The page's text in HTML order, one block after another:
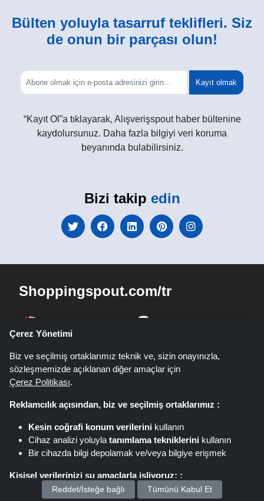
Bülten yoluyla tasarruf teklifleri. Siz
de onun bir parçası olun!
Kayıt olmak
“Kayıt Ol”a tıklayarak, Alışverişspout haber bültenine
kaydolursunuz. Daha fazla bilgiyi veri koruma
beyanında bulabilirsiniz.
Bizi takip edin
Shoppingspout.com/tr
Livrecupom Shoppingspout DE
Shoppingspout PL
Shoppingspout SE Shoppingspout DK
Shoppingspout JP
Çerez Yönetimi
Biz ve seçilmiş ortaklarımız teknik ve, sizin onayınızla,
sözleşmemizde açıklanan diğer amaçlar için
Çerez Politikası.
Reklamcılık açısından, biz ve seçilmiş ortaklarımız :
Kesin coğrafi konum verilerini kullanın
Cihaz analizi yoluyla tanımlama tekniklerini kullanın
Bir cihazda bilgi depolamak ve/veya bilgiye erişmek
Kişisel verilerinizi şu amaçlarla işliyoruz: :
Kişiselleştirilmiş reklamlar ve içerik sunun
Reddet/İsteğe bağlı Tümünü Kabul Et